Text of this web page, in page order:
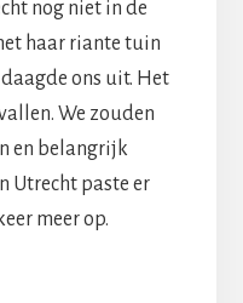
nog niet in de
haar riante tuin
ons uit. Het
We zouden
en belangrijk
Utrecht paste er
meer op.